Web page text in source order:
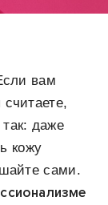
вам
даже
кожу
сами.